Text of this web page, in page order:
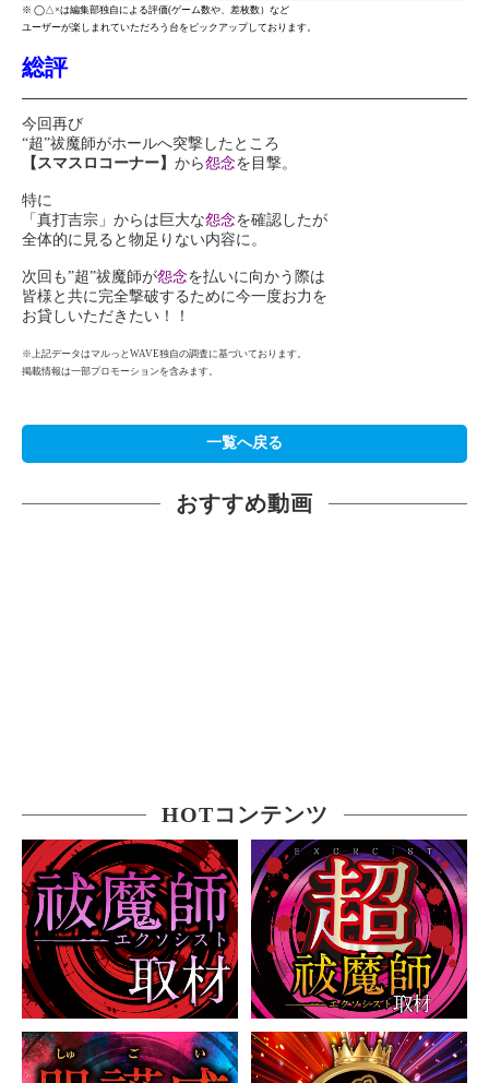
※ ◯△×は編集部独自による評価(ゲーム数や、差枚数）など
ユーザーが楽しまれていただろう台をピックアップしております。
総評
今回再び
“超”祓魔師がホールへ突撃したところ
【スマスロコーナー】 から怨念を目撃。
特に
「真打吉宗」からは巨大な怨念を確認したが
全体的に見ると物足りない内容に。
次回も”超”祓魔師が怨念を払いに向かう際は
皆様と共に完全撃破するために今一度お力を
お貸しいただきたい！！
※上記データはマルっとWAVE独自の調査に基づいております。
掲載情報は一部プロモーションを含みます。
一覧へ戻る
おすすめ動画
HOTコンテンツ